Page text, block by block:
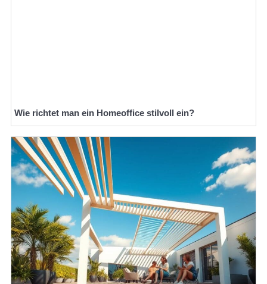
Wie richtet man ein Homeoffice stilvoll ein?